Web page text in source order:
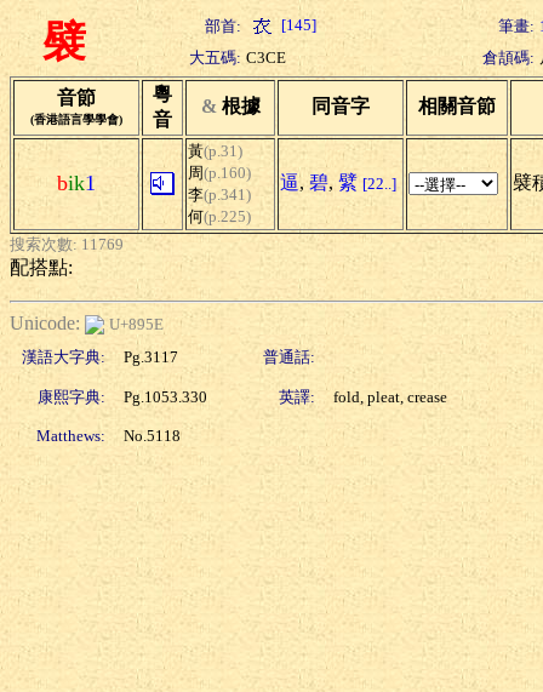
襞 部首: [145] 筆畫:
大五碼: C3CE 倉頡碼:
音節
(香港語言學學會)
粵
音
& 根據 同音字 相關音節
bik1
黃(p.31)
周(p.160)
李(p.341)
何(p.225)
逼, 碧, 繴 [22..] 襞
搜索次數: 11769
配搭點:
Unicode:
U+895E
漢語大字典:
Pg.3117 普通話:
康熙字典: Pg.1053.330 英譯: fold, pleat, crease
Matthews: No.5118